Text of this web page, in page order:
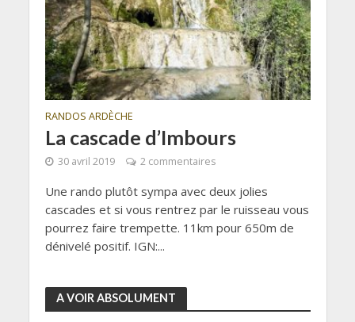
RANDOS ARDÈCHE
La cascade d’Imbours
30 avril 2019 2 commentaires
Une rando plutôt sympa avec deux jolies
cascades et si vous rentrez par le ruisseau vous
pourrez faire trempette. 11km pour 650m de
dénivelé positif. IGN:...
A VOIR ABSOLUMENT